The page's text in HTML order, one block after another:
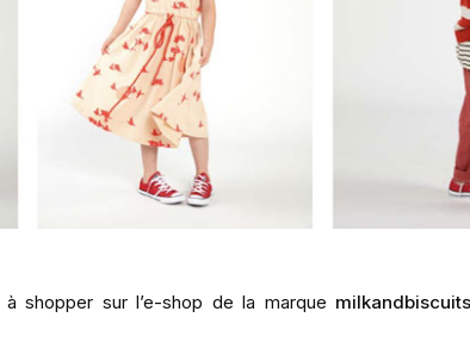
shopper sur l’e-shop de la marque